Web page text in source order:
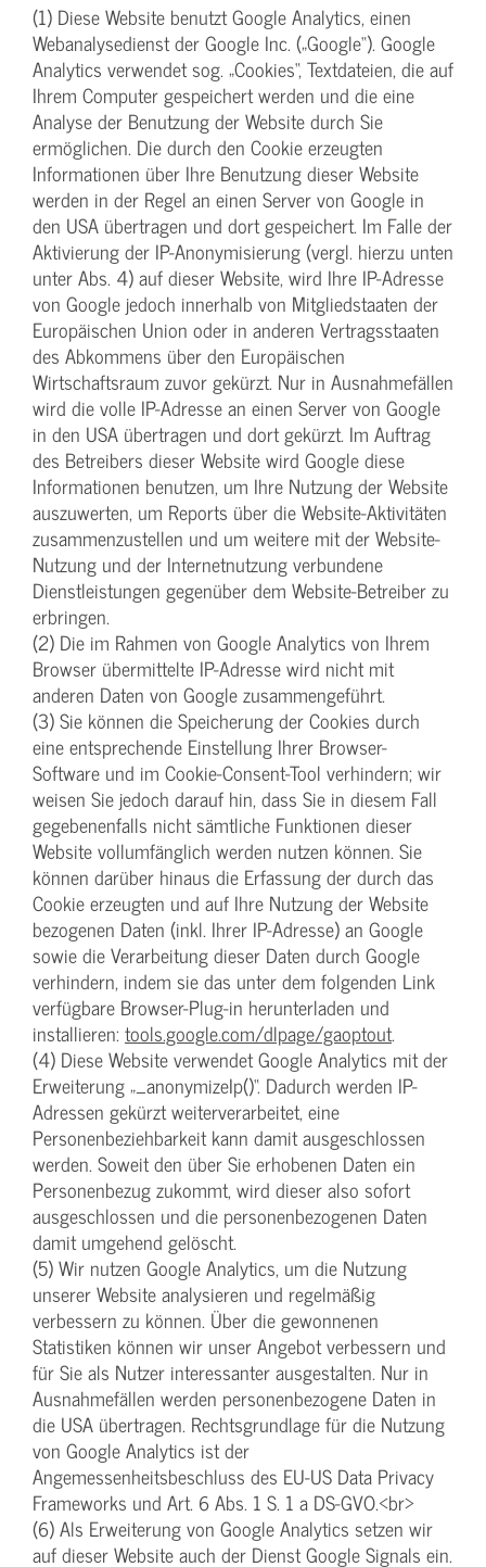
(1) Diese Website benutzt Google Analytics, einen
Webanalysedienst der Google Inc. („Google“). Google
Analytics verwendet sog. „Cookies“, Textdateien, die auf
Ihrem Computer gespeichert werden und die eine
Analyse der Benutzung der Website durch Sie
ermöglichen. Die durch den Cookie erzeugten
Informationen über Ihre Benutzung dieser Website
werden in der Regel an einen Server von Google in
den USA übertragen und dort gespeichert. Im Falle der
Aktivierung der IP-Anonymisierung (vergl. hierzu unten
unter Abs. 4) auf dieser Website, wird Ihre IP-Adresse
von Google jedoch innerhalb von Mitgliedstaaten der
Europäischen Union oder in anderen Vertragsstaaten
des Abkommens über den Europäischen
Wirtschaftsraum zuvor gekürzt. Nur in Ausnahmefällen
wird die volle IP-Adresse an einen Server von Google
in den USA übertragen und dort gekürzt. Im Auftrag
des Betreibers dieser Website wird Google diese
Informationen benutzen, um Ihre Nutzung der Website
auszuwerten, um Reports über die Website-Aktivitäten
zusammenzustellen und um weitere mit der Website-
Nutzung und der Internetnutzung verbundene
Dienstleistungen gegenüber dem Website-Betreiber zu
erbringen.
(2) Die im Rahmen von Google Analytics von Ihrem
Browser übermittelte IP-Adresse wird nicht mit
anderen Daten von Google zusammengeführt.
(3) Sie können die Speicherung der Cookies durch
eine entsprechende Einstellung Ihrer Browser-
Software und im Cookie-Consent-Tool verhindern; wir
weisen Sie jedoch darauf hin, dass Sie in diesem Fall
gegebenenfalls nicht sämtliche Funktionen dieser
Website vollumfänglich werden nutzen können. Sie
können darüber hinaus die Erfassung der durch das
Cookie erzeugten und auf Ihre Nutzung der Website
bezogenen Daten (inkl. Ihrer IP-Adresse) an Google
sowie die Verarbeitung dieser Daten durch Google
verhindern, indem sie das unter dem folgenden Link
verfügbare Browser-Plug-in herunterladen und
installieren: tools.google.com/dlpage/gaoptout.
(4) Diese Website verwendet Google Analytics mit der
Erweiterung „_anonymizeIp()“. Dadurch werden IP-
Adressen gekürzt weiterverarbeitet, eine
Personenbeziehbarkeit kann damit ausgeschlossen
werden. Soweit den über Sie erhobenen Daten ein
Personenbezug zukommt, wird dieser also sofort
ausgeschlossen und die personenbezogenen Daten
damit umgehend gelöscht.
(5) Wir nutzen Google Analytics, um die Nutzung
unserer Website analysieren und regelmäßig
verbessern zu können. Über die gewonnenen
Statistiken können wir unser Angebot verbessern und
für Sie als Nutzer interessanter ausgestalten. Nur in
Ausnahmefällen werden personenbezogene Daten in
die USA übertragen. Rechtsgrundlage für die Nutzung
von Google Analytics ist der
Angemessenheitsbeschluss des EU-US Data Privacy
Frameworks und Art. 6 Abs. 1 S. 1 a DS-GVO.<br>
(6) Als Erweiterung von Google Analytics setzen wir
auf dieser Website auch der Dienst Google Signals ein.